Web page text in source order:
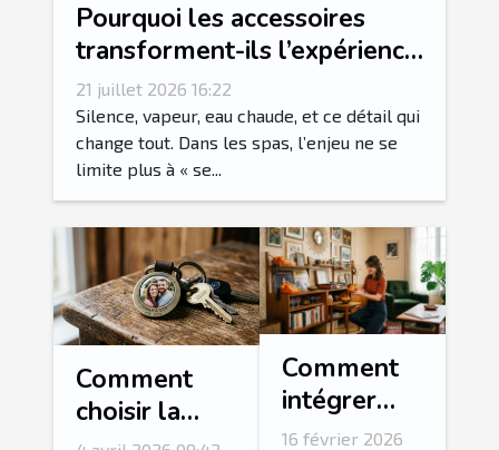
Pourquoi les accessoires
transforment-ils l’expérience
spa en rituel sensoriel ?
21 juillet 2026 16:22
Silence, vapeur, eau chaude, et ce détail qui
change tout. Dans les spas, l’enjeu ne se
limite plus à « se...
Comment
choisir la
Comment
intégrer
des
16 février 2026